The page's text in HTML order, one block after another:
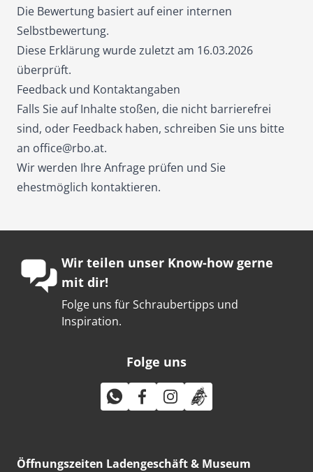
Die Bewertung basiert auf einer internen
Selbstbewertung.
Diese Erklärung wurde zuletzt am 16.03.2026
überprüft.
Feedback und Kontaktangaben
Falls Sie auf Inhalte stoßen, die nicht barrierefrei
sind, oder Feedback haben, schreiben Sie uns bitte
an office@rbo.at.
Wir werden Ihre Anfrage prüfen und Sie
ehestmöglich kontaktieren.
Wir teilen unser Know-how gerne
mit dir!
Folge uns für Schraubertipps und
Inspiration.
Folge uns
Öffnungszeiten Ladengeschäft & Museum